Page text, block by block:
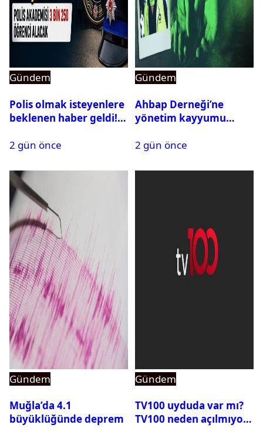
Gündem
Polis olmak isteyenlere
beklenen haber geldi!
2 gün önce
Gündem
Ahbap Derneği’ne
yönetim kayyumu
açıldı
2 gün önce
Gündem
Muğla’da 4.1
büyüklüğünde deprem
Gündem
TV100 uyduda var mı?
TV100 neden açılmıyor?